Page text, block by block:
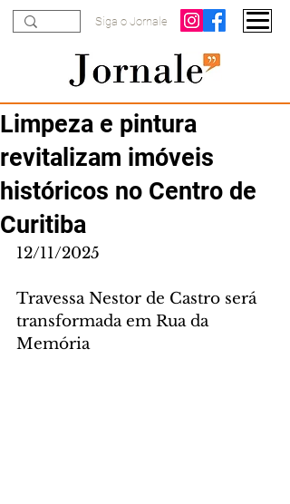
Siga o Jornale
Limpeza e pintura
revitalizam imóveis
históricos no Centro de
Curitiba
12/11/2025
Travessa Nestor de Castro será
transformada em Rua da
Memória